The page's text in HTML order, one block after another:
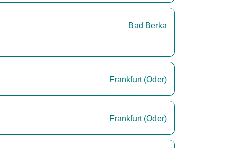
Bad Berka
Frankfurt (Oder)
Frankfurt (Oder)